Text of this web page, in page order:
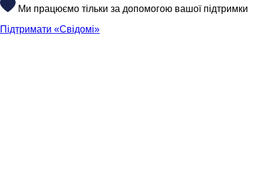
Ми працюємо тільки за допомогою вашої підтримки
Підтримати «Свідомі»